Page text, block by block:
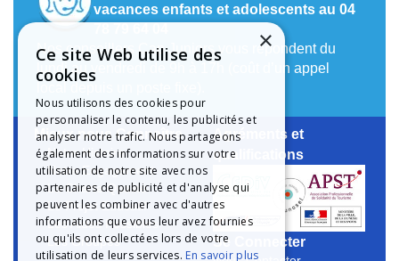
vacances enfants et adolescents au 04
Nos conseillers Cap Juniors vous répondent du
lundi au vendredi de 9h à 17h (coût d’un appel
Mieux nous Connaître
Notre Histoire
Notre Engagement
La Charte Qualité
Le Projet Educatif
Les Aides Possibles
Les Groupes
Agréments et
qualifications
Se Connecter
×
Ce site Web utilise des
cookies
Nous utilisons des cookies pour
personnaliser le contenu, les publicités et
analyser notre trafic. Nous partageons
également des informations sur votre
utilisation de notre site avec nos
partenaires de publicité et d'analyse qui
peuvent les combiner avec d'autres
informations que vous leur avez fournies
ou qu'ils ont collectées lors de votre
utilisation de leurs services. En savoir plus